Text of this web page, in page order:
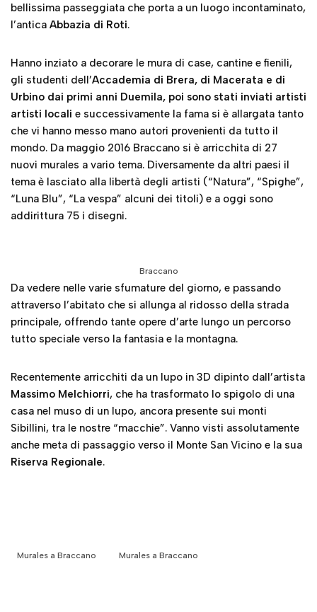
bellissima passeggiata che porta a un luogo incontaminato,
l’antica Abbazia di Roti.
Hanno inziato a decorare le mura di case, cantine e fienili,
gli studenti dell’Accademia di Brera, di Macerata e di
Urbino dai primi anni Duemila, poi sono stati inviati artisti
artisti locali e successivamente la fama si è allargata tanto
che vi hanno messo mano autori provenienti da tutto il
mondo. Da maggio 2016 Braccano si è arricchita di 27
nuovi murales a vario tema. Diversamente da altri paesi il
tema è lasciato alla libertà degli artisti (“Natura”, “Spighe”,
“Luna Blu”, “La vespa” alcuni dei titoli) e a oggi sono
addirittura 75 i disegni.
Braccano
Da vedere nelle varie sfumature del giorno, e passando
attraverso l’abitato che si allunga al ridosso della strada
principale, offrendo tante opere d’arte lungo un percorso
tutto speciale verso la fantasia e la montagna.
Recentemente arricchiti da un lupo in 3D dipinto dall’artista
Massimo Melchiorri, che ha trasformato lo spigolo di una
casa nel muso di un lupo, ancora presente sui monti
Sibillini, tra le nostre “macchie”. Vanno visti assolutamente
anche meta di passaggio verso il Monte San Vicino e la sua
Riserva Regionale.
Murales a Braccano Murales a Braccano